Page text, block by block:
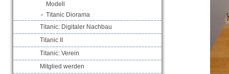
Modell
Titanic Diorama
Titanic: Digitaler Nachbau
Titanic II
Titanic: Verein
Mitglied werden